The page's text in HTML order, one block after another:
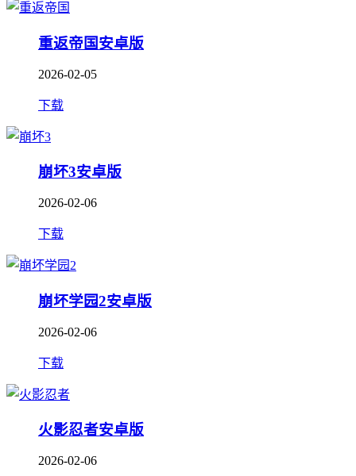
重返帝国安卓版
2026-02-05
下载
崩坏3安卓版
2026-02-06
下载
崩坏学园2安卓版
2026-02-06
下载
火影忍者安卓版
2026-02-06